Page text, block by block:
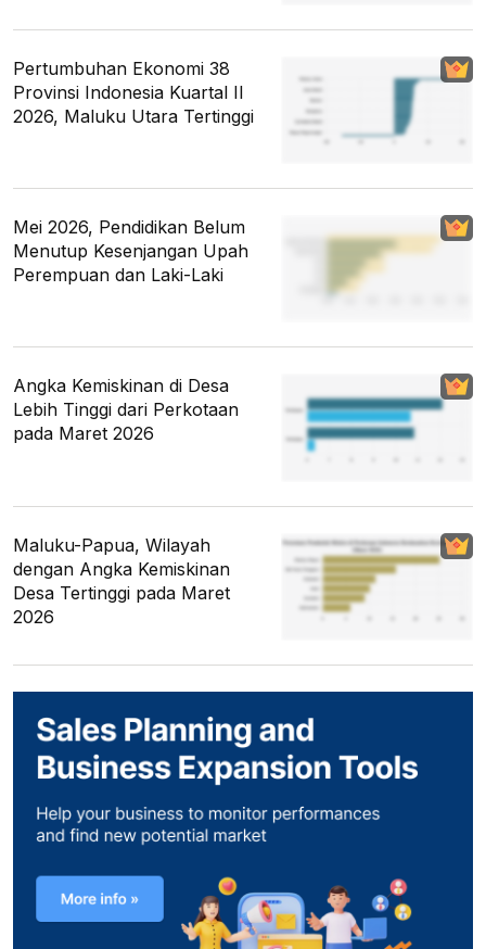
Pertumbuhan Ekonomi 38
Provinsi Indonesia Kuartal II
2026, Maluku Utara Tertinggi
Mei 2026, Pendidikan Belum
Menutup Kesenjangan Upah
Perempuan dan Laki-Laki
Angka Kemiskinan di Desa
Lebih Tinggi dari Perkotaan
pada Maret 2026
Maluku-Papua, Wilayah
dengan Angka Kemiskinan
Desa Tertinggi pada Maret
2026